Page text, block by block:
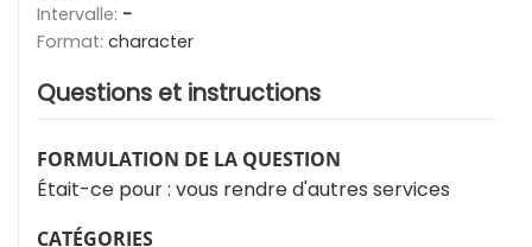
Intervalle: -
Format: character
Questions et instructions
FORMULATION DE LA QUESTION
Était-ce pour : vous rendre d'autres services
CATÉGORIES